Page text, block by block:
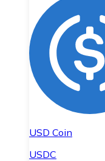
USD Coin
USDC